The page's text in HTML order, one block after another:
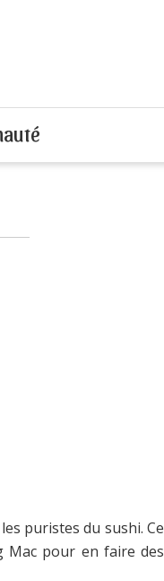
puristes du sushi. Ce
pour en faire des